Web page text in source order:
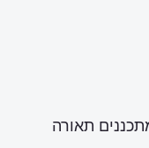
תאורה